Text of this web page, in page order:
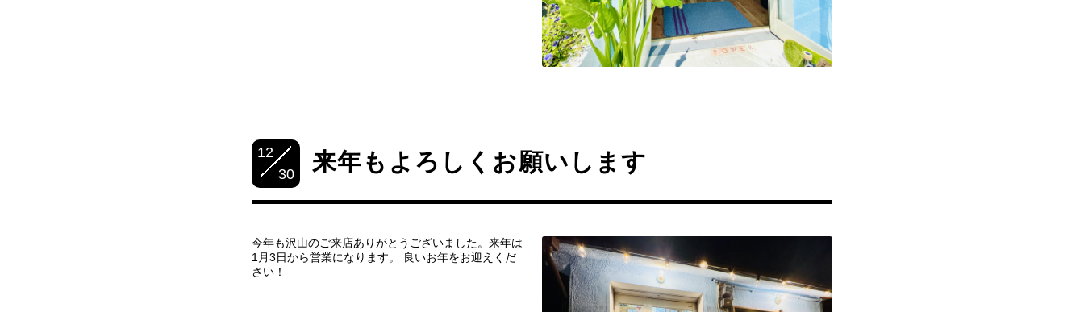
12
30
来年もよろしくお願いします
今年も沢山のご来店ありがとうございました。来年は
1月3日から営業になります。 良いお年をお迎えくだ
さい！